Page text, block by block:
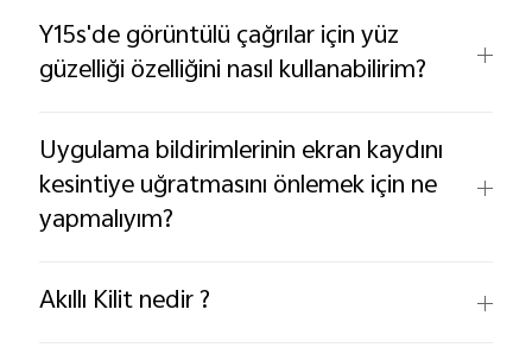
Y15s'de görüntülü çağrılar için yüz
güzelliği özelliğini nasıl kullanabilirim?
Uygulama bildirimlerinin ekran kaydını
kesintiye uğratmasını önlemek için ne
yapmalıyım?
Akıllı Kilit nedir ?